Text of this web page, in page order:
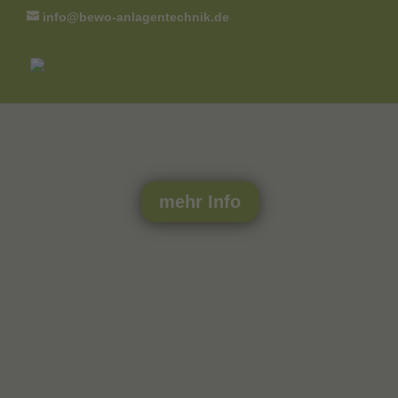
info@bewo-anlagentechnik.de
mehr Info